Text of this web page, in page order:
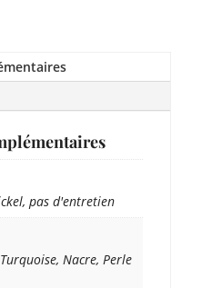
pas d'entretien
Nacre, Perle